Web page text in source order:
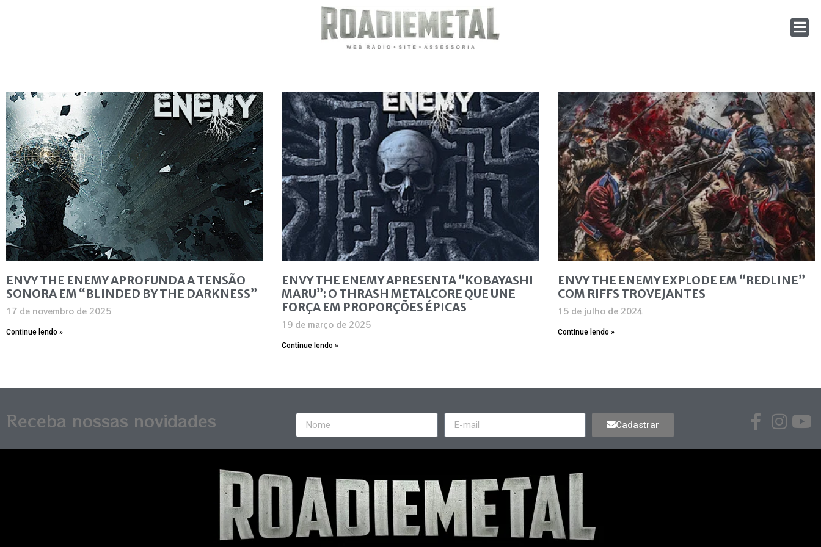
ENVY THE ENEMY APROFUNDA A TENSÃO
SONORA EM “BLINDED BY THE DARKNESS”
17 de novembro de 2025
Continue lendo »
ENVY THE ENEMY APRESENTA “KOBAYASHI
MARU”: O THRASH METALCORE QUE UNE
FORÇA EM PROPORÇÕES ÉPICAS
19 de março de 2025
Continue lendo »
ENVY THE ENEMY EXPLODE EM “REDLINE”
COM RIFFS TROVEJANTES
15 de julho de 2024
Continue lendo »
Receba nossas novidades Cadastrar